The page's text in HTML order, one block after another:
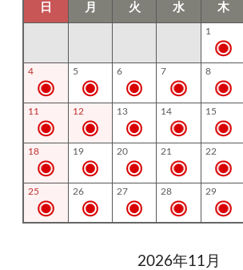
日 月 火 水 木
1
4 5 6 7 8
11 12 13 14 15
18 19 20 21 22
25 26 27 28 29
2026年11月